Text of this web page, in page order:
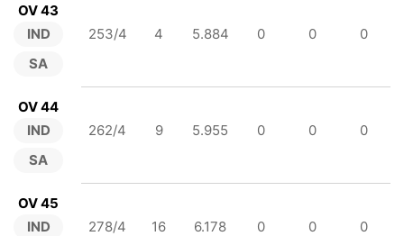
OV 43
IND
SA
253/4 4 5.884 0 0 0
OV 44
IND
SA
262/4 9 5.955 0 0 0
OV 45
IND
278/4 16 6.178 0 0 0